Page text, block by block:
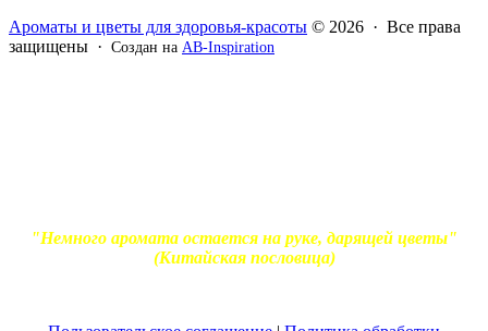
Ароматы и цветы для здоровья-красоты © 2026 · Все права
защищены · Создан на AB-Inspiration
"Немного аромата остается на руке, дарящей цветы"
(Китайская пословица)